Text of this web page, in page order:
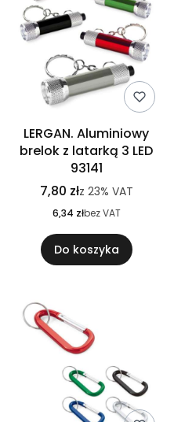
LERGAN. Aluminiowy
brelok z latarką 3 LED
93141
7,80 złz 23% VAT
6,34 złbez VAT
Do koszyka